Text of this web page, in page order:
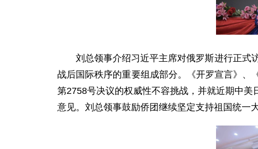
刘总领事介绍习近平主席对俄罗斯进行正式
战后国际秩序的重要组成部分。《开罗宣言》、
第2758号决议的权威性不容挑战，并就近期中
意见。刘 总领事鼓励侨团继续坚定支持祖国统一